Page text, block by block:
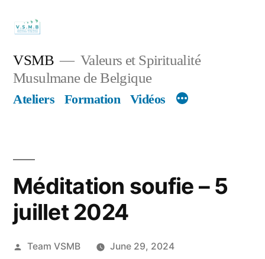
content
VSMB
Valeurs et Spiritualité
Musulmane de Belgique
Ateliers Formation Vidéos
Méditation soufie – 5
juillet 2024
Posted
Team VSMB June 29, 2024